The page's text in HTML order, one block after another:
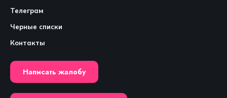
Телеграм
Черные списки
Контакты
Написать жалобу